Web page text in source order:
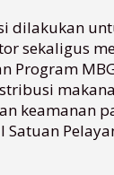
dilakukan
sekaligus
Program
keamanan